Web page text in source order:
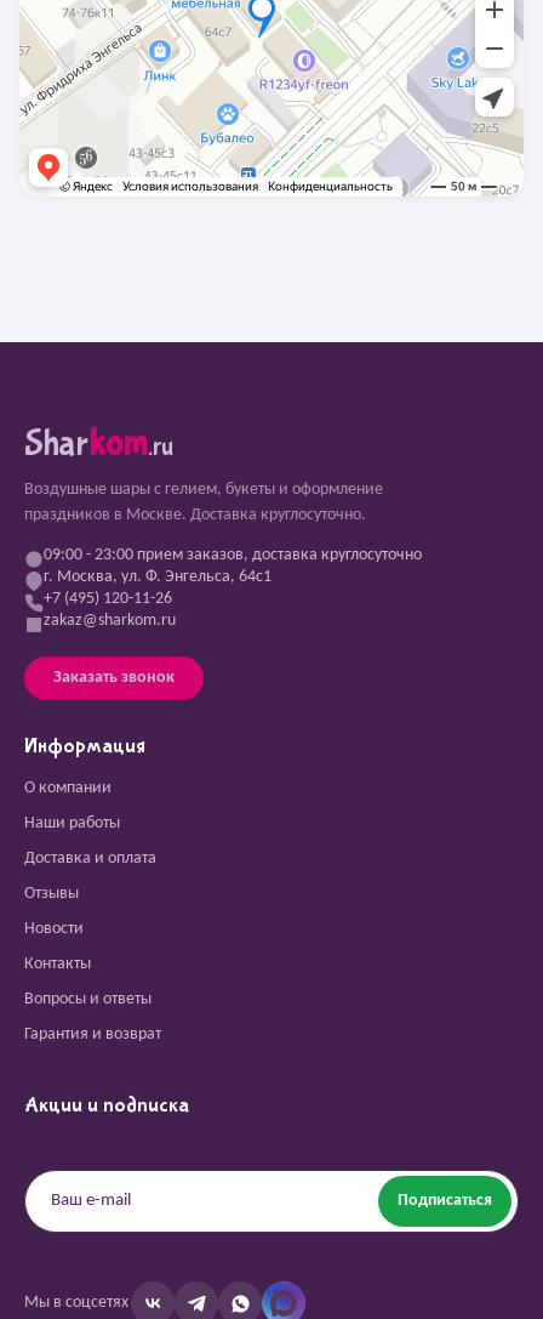
Sharkom.ru
Воздушные шары с гелием, букеты и оформление
праздников в Москве. Доставка круглосуточно.
09:00 - 23:00 прием заказов, доставка круглосуточно
г. Москва, ул. Ф. Энгельса, 64с1
+7 (495) 120-11-26
zakaz@sharkom.ru
Заказать звонок
Информация
О компании
Наши работы
Доставка и оплата
Отзывы
Новости
Контакты
Вопросы и ответы
Гарантия и возврат
Акции и подписка
Подписаться
Мы в соцсетях